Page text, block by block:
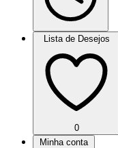
Lista de Desejos
0
Minha conta